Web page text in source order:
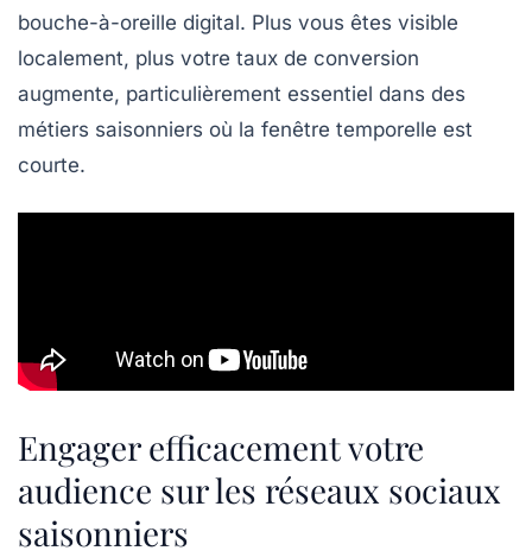
bouche-à-oreille digital. Plus vous êtes visible
localement, plus votre taux de conversion
augmente, particulièrement essentiel dans des
métiers saisonniers où la fenêtre temporelle est
courte.
Engager efficacement votre
audience sur les réseaux sociaux
saisonniers